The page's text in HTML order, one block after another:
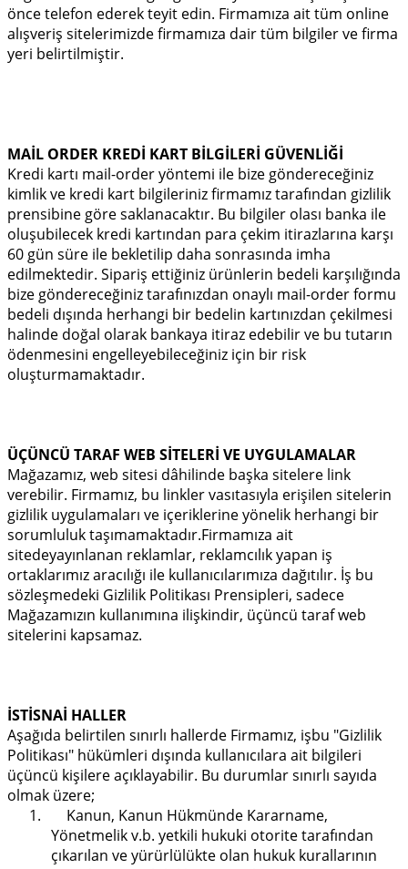
önce telefon ederek teyit edin. Firmamıza ait tüm online
alışveriş sitelerimizde firmamıza dair tüm bilgiler ve firma
yeri belirtilmiştir.
MAİL ORDER KREDİ KART BİLGİLERİ GÜVENLİĞİ
Kredi kartı mail-order yöntemi ile bize göndereceğiniz
kimlik ve kredi kart bilgileriniz firmamız tarafından gizlilik
prensibine göre saklanacaktır. Bu bilgiler olası banka ile
oluşubilecek kredi kartından para çekim itirazlarına karşı
60 gün süre ile bekletilip daha sonrasında imha
edilmektedir. Sipariş ettiğiniz ürünlerin bedeli karşılığında
bize göndereceğiniz tarafınızdan onaylı mail-order formu
bedeli dışında herhangi bir bedelin kartınızdan çekilmesi
halinde doğal olarak bankaya itiraz edebilir ve bu tutarın
ödenmesini engelleyebileceğiniz için bir risk
oluşturmamaktadır.
ÜÇÜNCÜ TARAF WEB SİTELERİ VE UYGULAMALAR
Mağazamız, web sitesi dâhilinde başka sitelere link
verebilir. Firmamız, bu linkler vasıtasıyla erişilen sitelerin
gizlilik uygulamaları ve içeriklerine yönelik herhangi bir
sorumluluk taşımamaktadır.Firmamıza ait
sitedeyayınlanan reklamlar, reklamcılık yapan iş
ortaklarımız aracılığı ile kullanıcılarımıza dağıtılır. İş bu
sözleşmedeki Gizlilik Politikası Prensipleri, sadece
Mağazamızın kullanımına ilişkindir, üçüncü taraf web
sitelerini kapsamaz.
İSTİSNAİ HALLER
Aşağıda belirtilen sınırlı hallerde Firmamız, işbu "Gizlilik
Politikası" hükümleri dışında kullanıcılara ait bilgileri
üçüncü kişilere açıklayabilir. Bu durumlar sınırlı sayıda
olmak üzere;
1. Kanun, Kanun Hükmünde Kararname,
Yönetmelik v.b. yetkili hukuki otorite tarafından
çıkarılan ve yürürlülükte olan hukuk kurallarının